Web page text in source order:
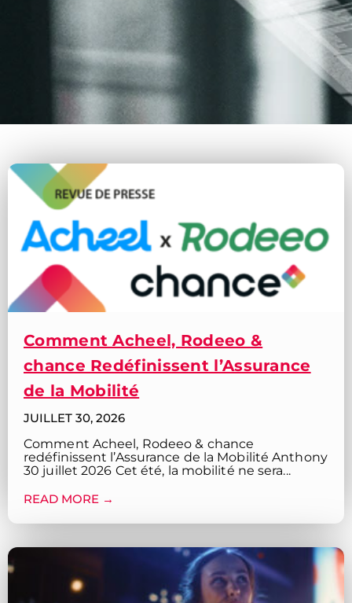
Comment Acheel, Rodeeo &
chance Redéfinissent l’Assurance
de la Mobilité
JUILLET 30, 2026
Comment Acheel, Rodeeo & chance
redéfinissent l’Assurance de la Mobilité Anthony
30 juillet 2026 Cet été, la mobilité ne sera...
READ MORE →